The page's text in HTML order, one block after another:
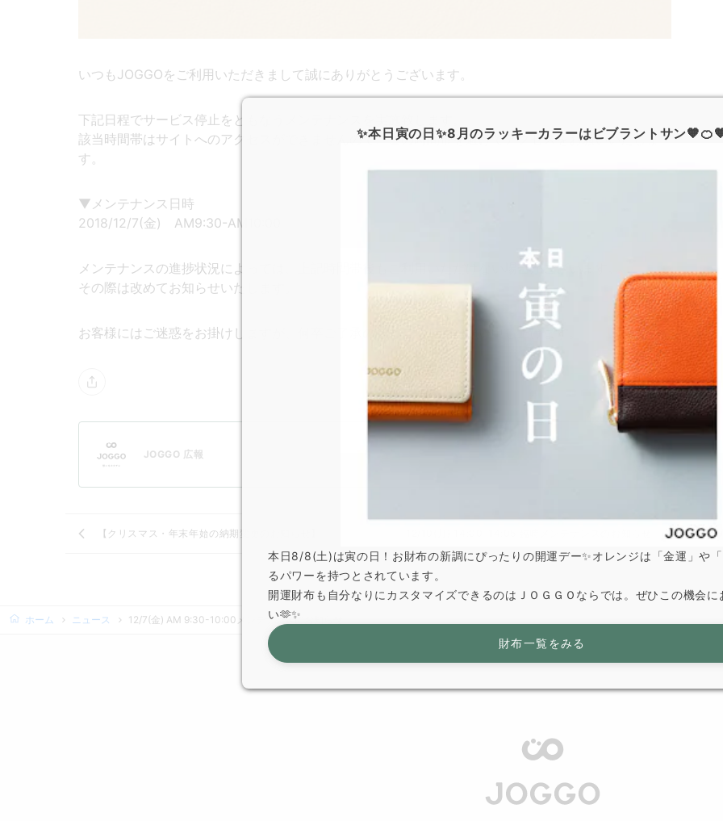
いつもJOGGOをご利用いただきまして誠にありがとうございます。
下記日程でサービス停止をともなうメンテナンスを実施致します。
該当時間帯はサイトへのアクセスができませんので、この時間帯を避けてアクセスをお願いいたしま
す。
▼メンテナンス日時
2018/12/7(金) AM9:30-AM10:00
メンテナンスの進捗状況によっては、上記時間帯後もご利用いただけない場合がございます。
その際は改めてお知らせいたします。
お客様にはご迷惑をお掛けしますが、何卒ご了承のほどよろしくお願い申し上げます。
JOGGO 広報
【クリスマス・年末年始の納期変更のお知らせ】
ホーム ニュース 12/7(金) AM 9:30-10:00メンテナンスのお知らせ
✨本日寅の日✨8月のラッキーカラーはビブラントサン
本日8/8(土)は寅の日！お財布の新調にぴったりの開運デー✨オレンジは「金運」や
るパワーを持つとされています。
開運財布も自分なりにカスタマイズできるのはＪＯＧＧＯならでは。ぜひこの機会
い🫶✨
財布一覧をみる